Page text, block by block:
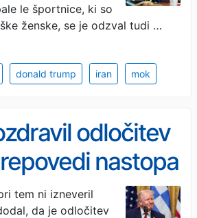
le športnice, ki so
ženske, se je odzval tudi …
donald trump iran mok
odločitev
nastopa
športnicam
tem ni izneveril
da je odločitev